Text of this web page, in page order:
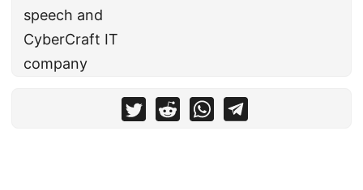
speech and
CyberCraft IT
company